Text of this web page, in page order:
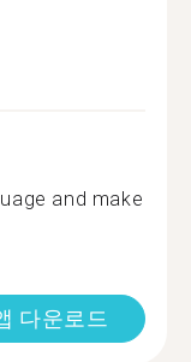
and make
다운로드